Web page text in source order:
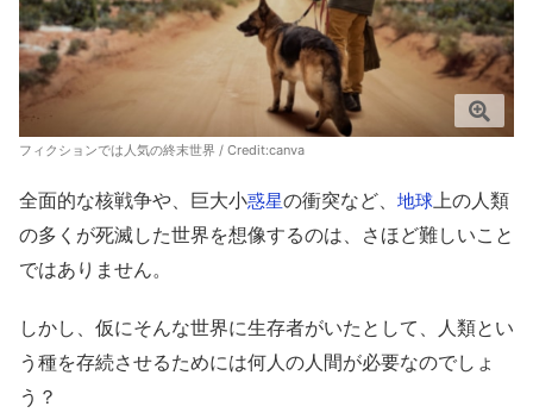
フィクションでは人気の終末世界 / Credit:canva
全面的な核戦争や、巨大小惑星の衝突など、 地球上の人類
の多くが死滅した世界を想像するのは、さほど難しいこと
ではありません。
しかし、仮にそんな世界に生存者がいたとして、人類とい
う種を存続させるためには何人の人間が必要なのでしょ
う？